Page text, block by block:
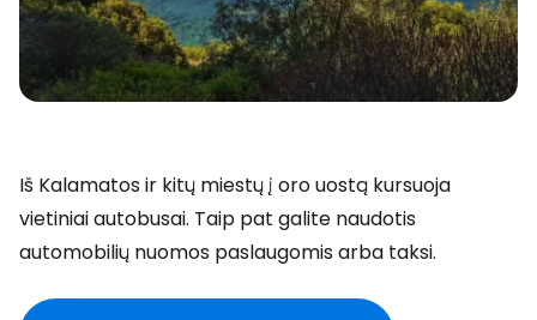
Iš Kalamatos ir kitų miestų į oro uostą kursuoja
vietiniai autobusai. Taip pat galite naudotis
automobilių nuomos paslaugomis arba taksi.